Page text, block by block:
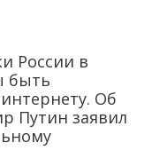
России в
быть
Об
Путин заявил